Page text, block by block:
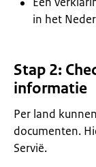
in het
Stap 2:
informatie
Per land
documenten.
Servië.